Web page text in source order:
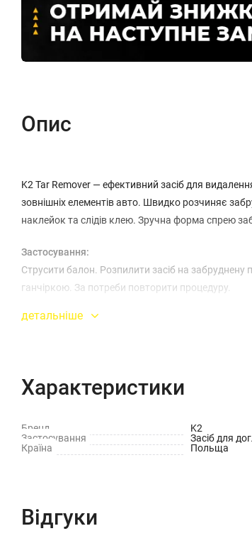
Опис
K2 Tar Remover — ефективний засіб для
зовнішніх елементів авто. Швидко розчиняє
наклейок та слідів клею. Зручна форма спрею
Застосування:
Струсити балон. Розпилити засіб на
ганчіркою. За потреби повторити процедуру.
детальніше
Характеристики
Бренд K2
Застосування
Засіб для
Країна
Польща
Відгуки